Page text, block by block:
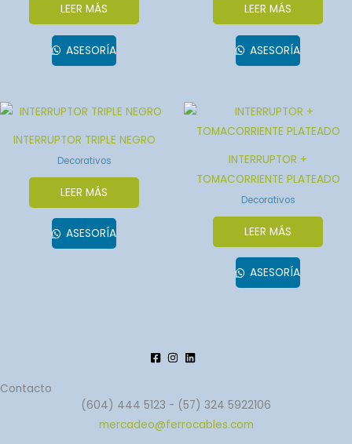
LEER MÁS
ASESORÍA
LEER MÁS
ASESORÍA
INTERRUPTOR TRIPLE NEGRO
Decorativos
LEER MÁS
ASESORÍA
INTERRUPTOR +
TOMACORRIENTE PLATEADO
Decorativos
LEER MÁS
ASESORÍA
Contacto
(604) 444 5123 - (57) 324 5922106
mercadeo@ferrocables.com